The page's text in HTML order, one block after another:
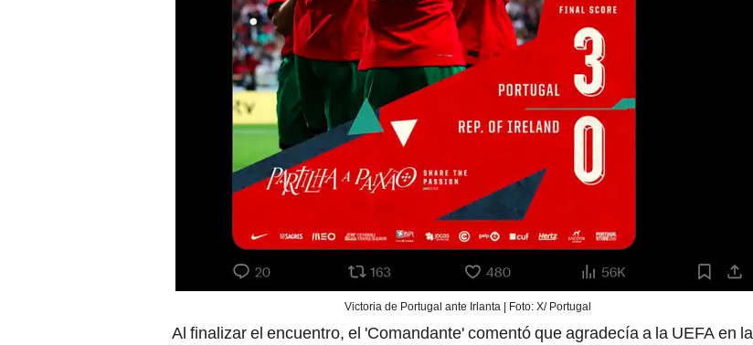
Victoria de Portugal ante Irlanta | Foto: X/ Portugal
Al finalizar el encuentro, el 'Comandante' comentó que agradecía a la UEFA en la